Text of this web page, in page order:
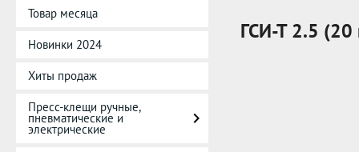
Товар месяца
Новинки 2024
Хиты продаж
Пресс-клещи ручные,
пневматические и
электрические
ГСИ-Т 2.5